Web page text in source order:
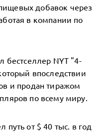
добавок через
в компании по
бестселлер NYT "4-
впоследствии
и продан тиражом
по всему миру.
от $ 40 тыс. в год